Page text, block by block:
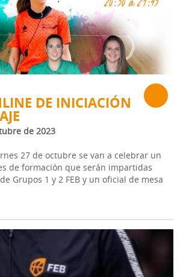
DE INICIACIÓN
de 2023
27 de octubre se van a celebrar un
de formación que serán impartidas
Grupos 1 y 2 FEB y un oficial de mesa